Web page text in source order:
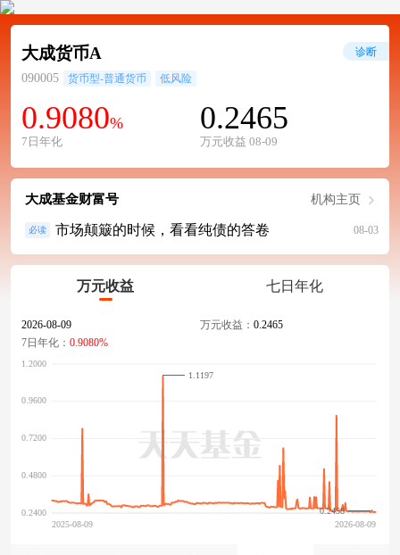
大成货币A
090005 货币型-普通货币 低风险
0.9080%
7日年化
0.2465
万元收益 08-09
诊断
大成基金财富号 机构主页
必读 市场颠簸的时候，看看纯债的答卷 08-03
万元收益 七日年化
2026-08-09 万元收益： 0.2465
7日年化： 0.9080%
0.2458
1.1197